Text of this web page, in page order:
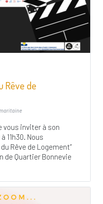
Rêve de
vous inviter à son
11h30. Nous
Rêve de Logement”
de Quartier Bonnevie